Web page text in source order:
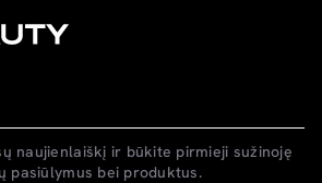
naujienlaiškį ir būkite pirmieji sužinoję
pasiūlymus bei produktus.